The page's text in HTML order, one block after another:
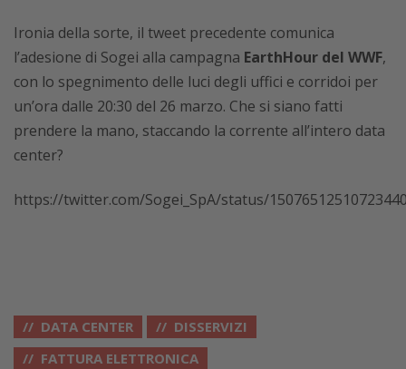
Ironia della sorte, il tweet precedente comunica
l’adesione di Sogei alla campagna EarthHour del WWF,
con lo spegnimento delle luci degli uffici e corridoi per
un’ora dalle 20:30 del 26 marzo. Che si siano fatti
prendere la mano, staccando la corrente all’intero data
center?
https://twitter.com/Sogei_SpA/status/
DATA CENTER
DISSERVIZI
FATTURA ELETTRONICA